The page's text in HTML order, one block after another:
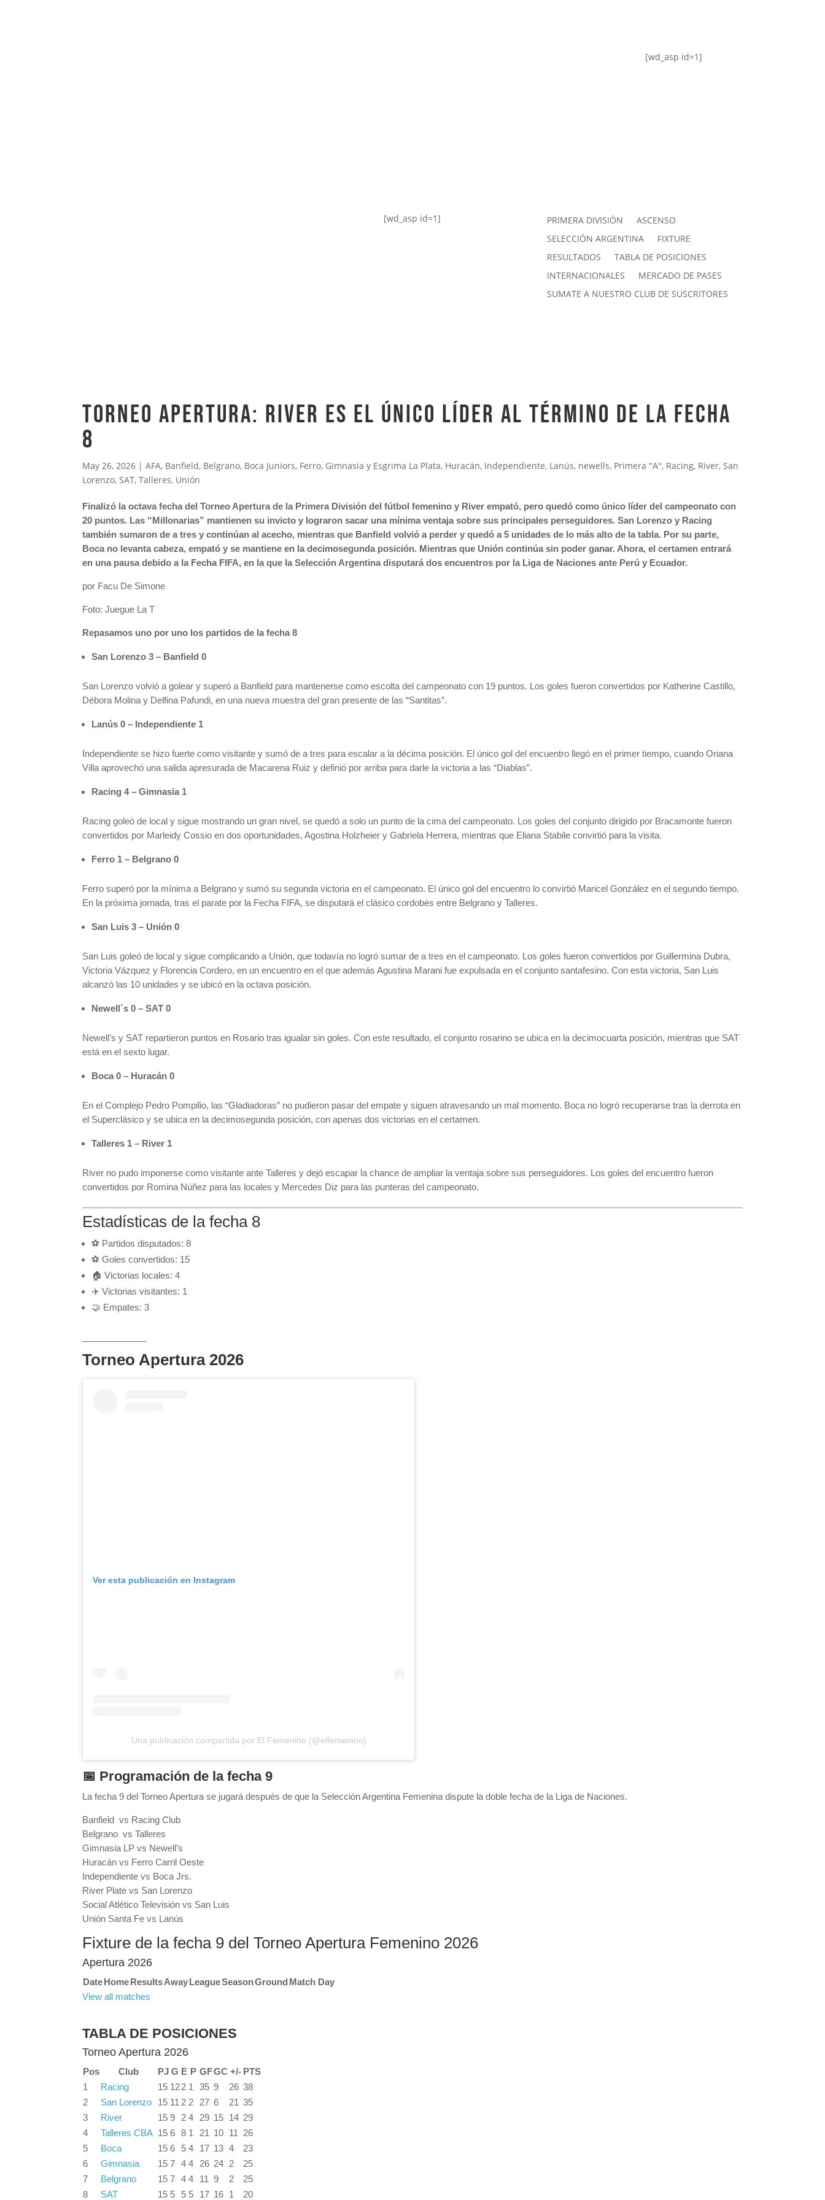
[wd_asp id=1]
[wd_asp id=1] PRIMERA DIVISIÓN
ASCENSO
SELECCIÓN ARGENTINA
FIXTURE
RESULTADOS
TABLA DE POSICIONES
INTERNACIONALES
MERCADO DE PASES
SUMATE A NUESTRO CLUB DE SUSCRITORES
TORNEO APERTURA: RIVER ES EL ÚNICO LÍDER AL TÉRMINO DE LA FECHA
8
May 26, 2026 |AFA, Banfield, Belgrano, Boca Juniors, Ferro, Gimnasia y Esgrima La Plata, Huracán, Independiente, Lanús, newells, Primera "A", Racing, River, San
Lorenzo, SAT,Talleres, Unión
Finalizó la octava fecha del Torneo Apertura de la Primera División del fútbol femenino y River empató, pero quedó como único líder del campeonato con
20 puntos. Las “Millonarias” mantienen su invicto y lograron sacar una mínima ventaja sobre sus principales perseguidores. San Lorenzo y Racing
también sumaron de a tres y continúan al acecho, mientras que Banfield volvió a perder y quedó a 5 unidades de lo más alto de la tabla. Por su parte,
Boca no levanta cabeza, empató y se mantiene en la decimosegunda posición. Mientras que Unión continúa sin poder ganar. Ahora, el certamen entrará
en una pausa debido a la Fecha FIFA, en la que la Selección Argentina disputará dos encuentros por la Liga de Naciones ante Perú y Ecuador.
por Facu De Simone
Foto: Juegue La T
Repasamos uno por uno los partidos de la fecha 8
San Lorenzo 3 – Banfield 0
San Lorenzo volvió a golear y superó a Banfield para mantenerse como escolta del campeonato con 19 puntos. Los goles fueron convertidos por Katherine Castillo,
Débora Molina y Delfina Pafundi, en una nueva muestra del gran presente de las “Santitas”.
Lanús 0 – Independiente 1
Independiente se hizo fuerte como visitante y sumó de a tres para escalar a la décima posición. El único gol del encuentro llegó en el primer tiempo, cuando Oriana
Villa aprovechó una salida apresurada de Macarena Ruiz y definió por arriba para darle la victoria a las “Diablas”.
Racing 4 – Gimnasia 1
Racing goleó de local y sigue mostrando un gran nivel, se quedó a solo un punto de la cima del campeonato. Los goles del conjunto dirigido por Bracamonte fueron
convertidos por Marleidy Cossio en dos oportunidades, Agostina Holzheier y Gabriela Herrera, mientras que Eliana Stabile convirtió para la visita.
Ferro 1 – Belgrano 0
Ferro superó por la mínima a Belgrano y sumó su segunda victoria en el campeonato. El único gol del encuentro lo convirtió Maricel González en el segundo tiempo.
En la próxima jornada, tras el parate por la Fecha FIFA, se disputará el clásico cordobés entre Belgrano y Talleres.
San Luis 3 – Unión 0
San Luis goleó de local y sigue complicando a Unión, que todavía no logró sumar de a tres en el campeonato. Los goles fueron convertidos por Guillermina Dubra,
Victoria Vázquez y Florencia Cordero, en un encuentro en el que además Agustina Marani fue expulsada en el conjunto santafesino. Con esta victoria, San Luis
alcanzó las 10 unidades y se ubicó en la octava posición.
Newell´s 0 – SAT 0
Newell’s y SAT repartieron puntos en Rosario tras igualar sin goles. Con este resultado, el conjunto rosarino se ubica en la decimocuarta posición, mientras que SAT
está en el sexto lugar.
Boca 0 – Huracán 0
En el Complejo Pedro Pompilio, las “Gladiadoras” no pudieron pasar del empate y siguen atravesando un mal momento. Boca no logró recuperarse tras la derrota en
el Superclásico y se ubica en la decimosegunda posición, con apenas dos victorias en el certamen.
Talleres 1 – River 1
River no pudo imponerse como visitante ante Talleres y dejó escapar la chance de ampliar la ventaja sobre sus perseguidores. Los goles del encuentro fueron
convertidos por Romina Núñez para las locales y Mercedes Diz para las punteras del campeonato.
Estadísticas de la fecha 8
⚽ Partidos disputados: 8
⚽ Goles convertidos: 15
🏠 Victorias locales: 4
✈️ Victorias visitantes: 1
🤝 Empates: 3
Torneo Apertura 2026
Ver esta publicación en Instagram
Una publicación compartida por El Femenino (@elfemenino)
📅 Programación de la fecha 9
La fecha 9 del Torneo Apertura se jugará después de que la Selección Argentina Femenina dispute la doble fecha de la Liga de Naciones.
Banfield vs Racing Club
Belgrano vs Talleres
Gimnasia LP vs Newell’s
Huracán vs Ferro Carril Oeste
Independiente vs Boca Jrs.
River Plate vs San Lorenzo
Social Atlético Televisión vs San Luis
Unión Santa Fe vs Lanús
Fixture de la fecha 9 del Torneo Apertura Femenino 2026
Apertura 2026
DateHomeResultsAwayLeagueSeasonGround Match Day
View all matches
TABLA DE POSICIONES
Torneo Apertura 2026
Pos Club PJ G E P GFGC +/- PTS
1
Racing 15 122 1 35 9 26 38
2
San Lorenzo 15 11 2 2 27 6 21 35
3
River 15 9 2 4 29 15 14 29
4
Talleres CBA 15 6 8 1 21 10 11
26
5
Boca 15 6 5 4 17 13 4
23
6
Gimnasia 15 7 4 4 26 24 2
25
7
Belgrano 15 7 4 4 11 9 2
25
8
SAT 15 5 5 5 17 16 1 20